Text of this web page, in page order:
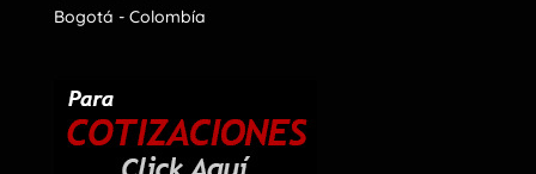
Bogotá - Colombía